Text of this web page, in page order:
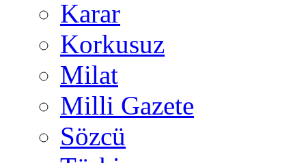
Karar
Korkusuz
Milat
Milli Gazete
Sözcü